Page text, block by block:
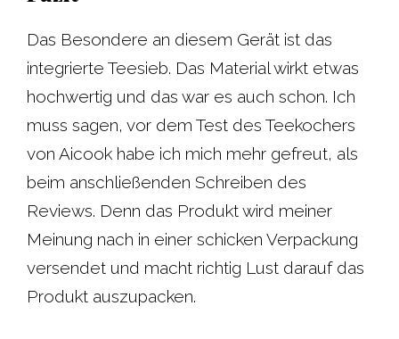
Das Besondere an diesem Gerät ist das
integrierte Teesieb. Das Material wirkt etwas
hochwertig und das war es auch schon. Ich
muss sagen, vor dem Test des Teekochers
von Aicook habe ich mich mehr gefreut, als
beim anschließenden Schreiben des
Reviews. Denn das Produkt wird meiner
Meinung nach in einer schicken Verpackung
versendet und macht richtig Lust darauf das
Produkt auszupacken.